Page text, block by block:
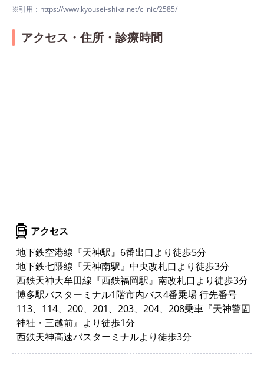
※引用：https://www.kyousei-shika.net/clinic/2585/
アクセス・住所・診療時間
アクセス
地下鉄空港線『天神駅』6番出口より徒歩5分
地下鉄七隈線『天神南駅』中央改札口より徒歩3分
西鉄天神大牟田線『西鉄福岡駅』南改札口より徒歩3分
博多駅バスターミナル1階市内バス4番乗場 行先番号
113、114、200、201、203、204、208乗車『天神警固
神社・三越前』より徒歩1分
西鉄天神高速バスターミナルより徒歩3分